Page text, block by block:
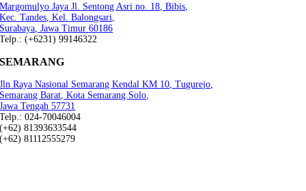
Margomulyo Jaya Jl. Sentong Asri no. 18, Bibis,
Kec. Tandes, Kel. Balongsari,
Surabaya, Jawa Timur 60186
Telp.: (+6231) 99146322
SEMARANG
Jln Raya Nasional Semarang Kendal KM 10, Tugurejo,
Semarang Barat, Kota Semarang.Solo,
Jawa Tengah 57731
Telp.: 024-70046004
(+62) 81393633544
(+62) 81112555279